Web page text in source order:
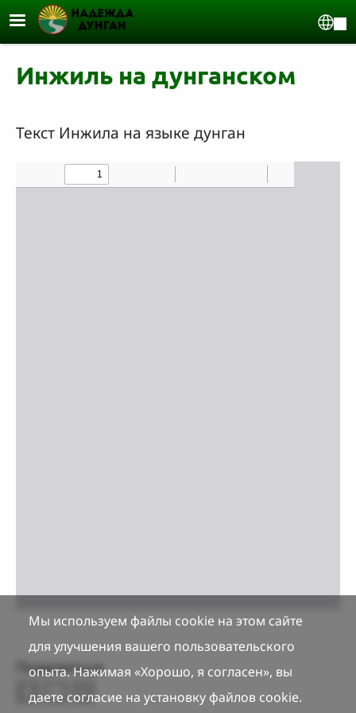
Перейти к основному содержанию
Инжиль на дунганском
Текст Инжила на языке дунган
Поделиться
Мы используем файлы cookie на этом сайте
для улучшения вашего пользовательского
опыта. Нажимая «Хорошо, я согласен», вы
даете согласие на установку файлов cookie.